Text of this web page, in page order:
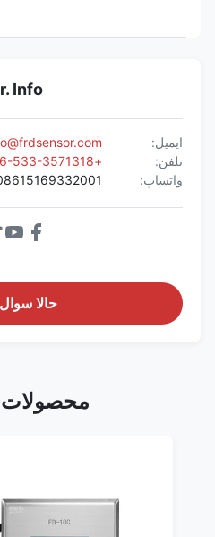
Mr. Info
ایمیل:
info@frdsensor.com
واتساپ:
008615169332001
حالا سوال کنيد
محصولات